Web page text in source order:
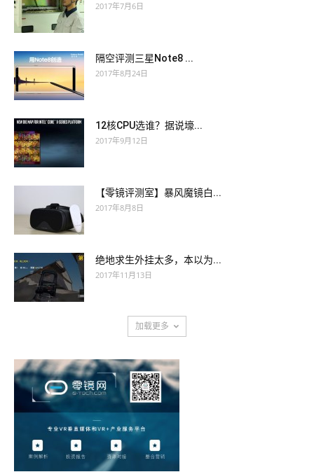
2017年7月6日
隔空评测三星Note8 ...
2017年8月24日
12核CPU选谁？据说壕...
2017年9月12日
【零镜评测室】暴风魔镜白...
2017年8月8日
绝地求生外挂太多，本以为...
2017年11月13日
加载更多